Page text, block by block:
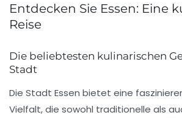
Entdecken Sie Essen: Eine
Reise
Die beliebtesten kulinarischen
Stadt
Die Stadt Essen bietet eine
Vielfalt, die sowohl traditionelle als